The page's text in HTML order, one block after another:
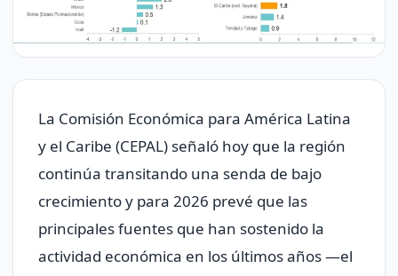
La Comisión Económica para América Latina
y el Caribe (CEPAL) señaló hoy que la región
continúa transitando una senda de bajo
crecimiento y para 2026 prevé que las
principales fuentes que han sostenido la
actividad económica en los últimos años —el